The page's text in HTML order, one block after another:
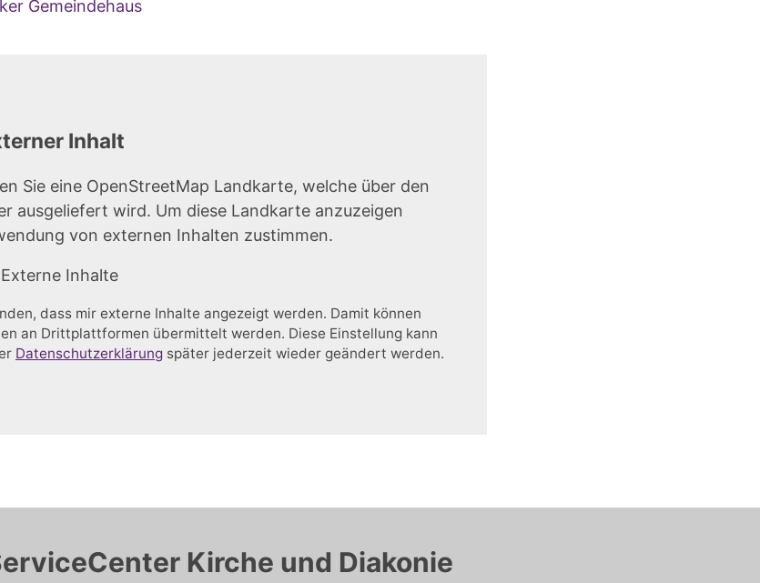
Gemeindehaus
Inhalt
Sie eine OpenStreetMap Landkarte, welche über den
ausgeliefert wird. Um diese Landkarte anzuzeigen
von externen Inhalten zustimmen.
Externe Inhalte
dass mir externe Inhalte angezeigt werden. Damit können
an Drittplattformen übermittelt werden. Diese Einstellung kann
Datenschutzerklärung später jederzeit wieder geändert werden.
Kirche und Diakonie